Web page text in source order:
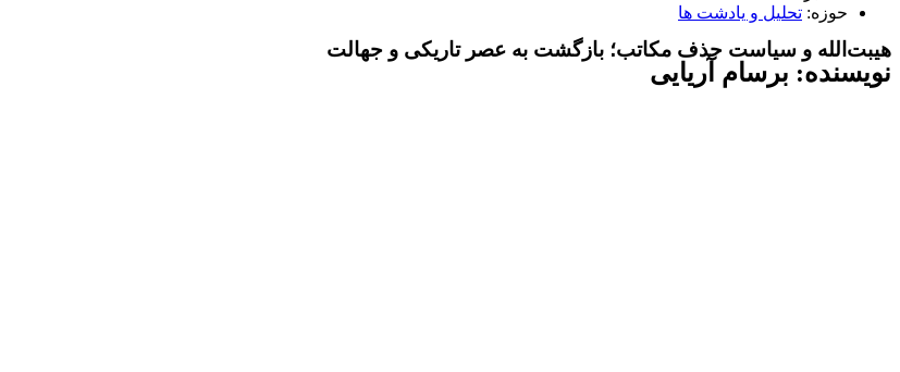
حوزه: تحلیل و یادشت ها
هیبت‌الله و سیاست حذف مکاتب؛ بازگشت به عصر تاریکی و جهالت
نویسنده: برسام آریایی